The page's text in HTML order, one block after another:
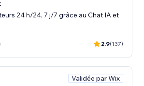
24 h/24, 7 j/7 grâce au Chat IA et
2.9(137)
Validée par Wix